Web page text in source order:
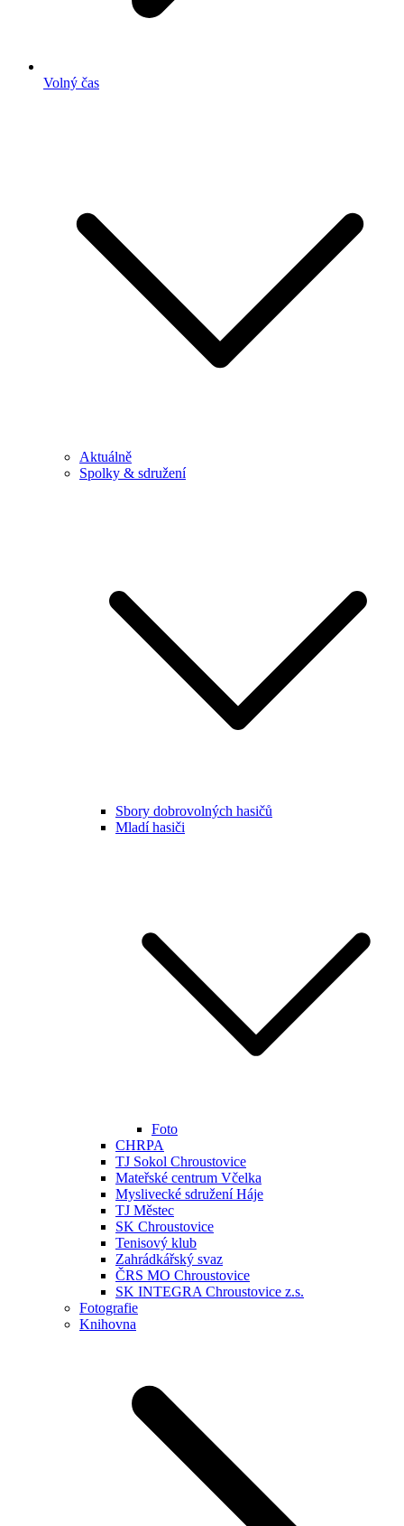
Volný čas
Aktuálně
Spolky & sdružení
Sbory dobrovolných hasičů
Mladí hasiči
Foto
CHRPA
TJ Sokol Chroustovice
Mateřské centrum Včelka
Myslivecké sdružení Háje
TJ Městec
SK Chroustovice
Tenisový klub
Zahrádkářský svaz
ČRS MO Chroustovice
SK INTEGRA Chroustovice z.s.
Fotografie
Knihovna